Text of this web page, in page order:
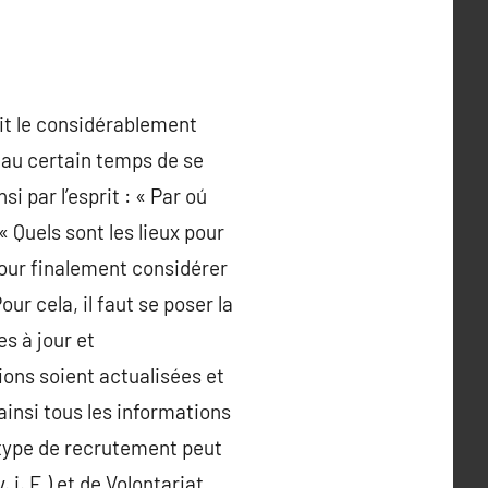
le considérablement
certain temps de se
par l’esprit : « Par oú
sont les lieux pour
finalement considérer
cela, il faut se poser la
à jour et
soient actualisées et
tous les informations
de recrutement peut
i. E ) et de Volontariat